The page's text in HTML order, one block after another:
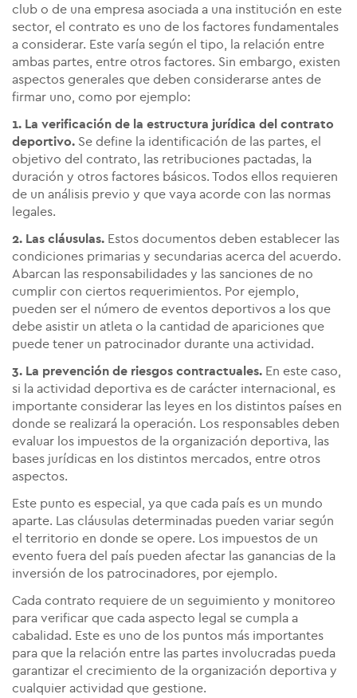
club o de una empresa asociada a una institución en este
sector, el contrato es uno de los factores fundamentales
a considerar. Este varía según el tipo, la relación entre
ambas partes, entre otros factores. Sin embargo, existen
aspectos generales que deben considerarse antes de
firmar uno, como por ejemplo:
1. La verificación de la estructura jurídica del contrato
deportivo. Se define la identificación de las partes, el
objetivo del contrato, las retribuciones pactadas, la
duración y otros factores básicos. Todos ellos requieren
de un análisis previo y que vaya acorde con las normas
legales.
2. Las cláusulas. Estos documentos deben establecer las
condiciones primarias y secundarias acerca del acuerdo.
Abarcan las responsabilidades y las sanciones de no
cumplir con ciertos requerimientos. Por ejemplo,
pueden ser el número de eventos deportivos a los que
debe asistir un atleta o la cantidad de apariciones que
puede tener un patrocinador durante una actividad.
3. La prevención de riesgos contractuales. En este caso,
si la actividad deportiva es de carácter internacional, es
importante considerar las leyes en los distintos países en
donde se realizará la operación. Los responsables deben
evaluar los impuestos de la organización deportiva, las
bases jurídicas en los distintos mercados, entre otros
aspectos.
Este punto es especial, ya que cada país es un mundo
aparte. Las cláusulas determinadas pueden variar según
el territorio en donde se opere. Los impuestos de un
evento fuera del país pueden afectar las ganancias de la
inversión de los patrocinadores, por ejemplo.
Cada contrato requiere de un seguimiento y monitoreo
para verificar que cada aspecto legal se cumpla a
cabalidad. Este es uno de los puntos más importantes
para que la relación entre las partes involucradas pueda
garantizar el crecimiento de la organización deportiva y
cualquier actividad que gestione.